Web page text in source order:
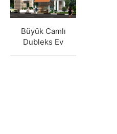
Büyük Camlı
Dubleks Ev